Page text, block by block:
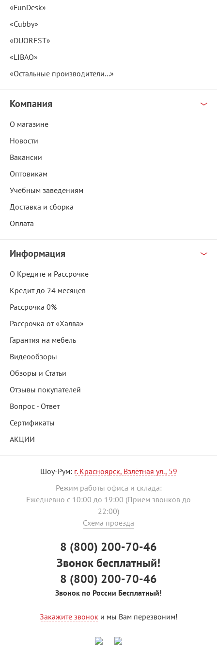
«FunDesk»
«Cubby»
«DUOREST»
«LIBAO»
«Остальные производители...»
Компания
О магазине
Новости
Вакансии
Оптовикам
Учебным заведениям
Доставка и сборка
Оплата
Информация
О Кредите и Рассрочке
Кредит до 24 месяцев
Рассрочка 0%
Рассрочка от «Халва»
Гарантия на мебель
Видеообзоры
Обзоры и Статьи
Отзывы покупателей
Вопрос - Ответ
Сертификаты
АКЦИИ
Шоу-Рум: г. Красноярск, Взлётная ул., 59
Режим работы офиса и склада:
Ежедневно с 10:00 до 19:00 (Прием звонков до
22:00)
Схема проезда
8 (800) 200-70-46
Звонок бесплатный!
8 (800) 200-70-46
Звонок по России Бесплатный!
Закажите звоноки мы Вам перезвоним!